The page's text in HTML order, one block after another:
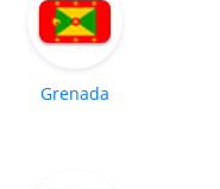
Grenada